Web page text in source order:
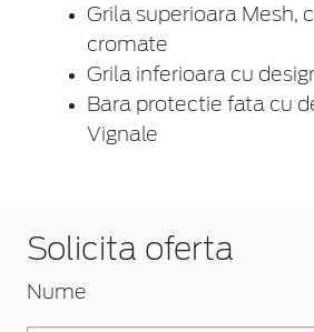
Grila superioara Mesh,
cromate
Grila inferioara cu
Bara protectie fata cu
Vignale
Solicita oferta
Nume